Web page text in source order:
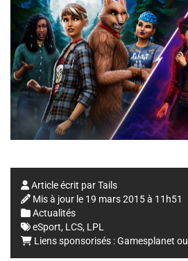
Article écrit parTails
Mis à jour le 19 mars 2015 à 11h51
Actualités
eSport, LCS, LPL
Liens sponsorisés :Gamesplanet ou